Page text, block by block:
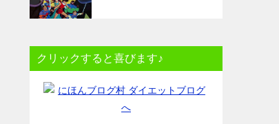
クリックすると喜びます♪